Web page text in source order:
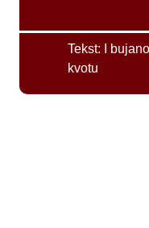
Tekst:
I
kvotu